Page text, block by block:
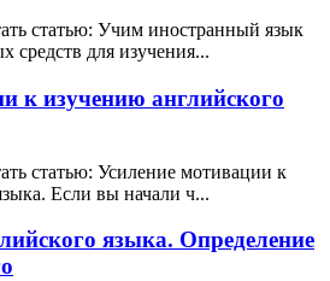
статью: Учим иностранный язык
средств для изучения...
к изучению английского
статью: Усиление мотивации к
Если вы начали ч...
языка. Определение